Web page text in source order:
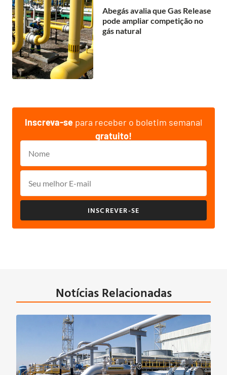
Abegás avalia que Gas Release
pode ampliar competição no
gás natural
Inscreva-se para receber o boletim semanal
gratuito!
INSCREVER-SE
Notícias Relacionadas